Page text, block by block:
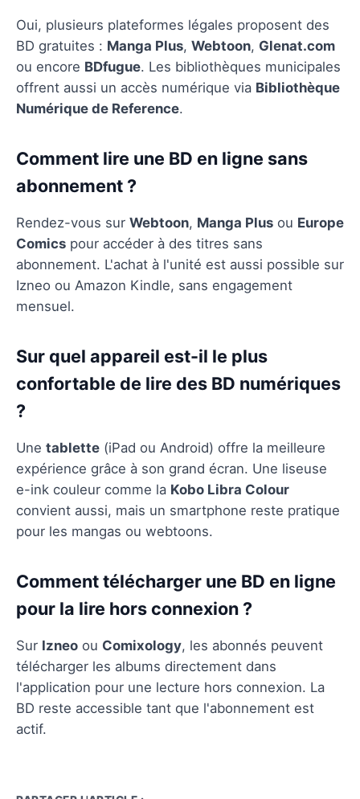
Oui, plusieurs plateformes légales proposent des
BD gratuites : Manga Plus, Webtoon, Glenat.com
ou encore BDfugue. Les bibliothèques municipales
offrent aussi un accès numérique via Bibliothèque
Numérique de Reference.
Comment lire une BD en ligne sans
abonnement ?
Rendez-vous sur Webtoon, Manga Plus ou Europe
Comics pour accéder à des titres sans
abonnement. L'achat à l'unité est aussi possible sur
Izneo ou Amazon Kindle, sans engagement
mensuel.
Sur quel appareil est-il le plus
confortable de lire des BD numériques
?
Une tablette (iPad ou Android) offre la meilleure
expérience grâce à son grand écran. Une liseuse
e-ink couleur comme la Kobo Libra Colour
convient aussi, mais un smartphone reste pratique
pour les mangas ou webtoons.
Comment télécharger une BD en ligne
pour la lire hors connexion ?
Sur Izneo ou Comixology, les abonnés peuvent
télécharger les albums directement dans
l'application pour une lecture hors connexion. La
BD reste accessible tant que l'abonnement est
actif.